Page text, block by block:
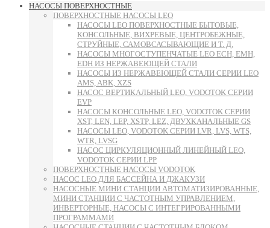
НАСОСЫ ПОВЕРХНОСТНЫЕ
ПОВЕРХНОСТНЫЕ НАСОСЫ LEO
НАСОСЫ LEO ПОВЕРХНОСТНЫЕ БЫТОВЫЕ,
КОНСОЛЬНЫЕ, ВИХРЕВЫЕ, ЦЕНТРОБЕЖНЫЕ,
СТРУЙНЫЕ, САМОВСАСЫВАЮЩИЕ И Т. Д.
НАСОСЫ МНОГОСТУПЕНЧАТЫЕ LEO ECH, EMH,
EDH ИЗ НЕРЖАВЕЮЩЕЙ СТАЛИ
НАСОСЫ ИЗ НЕРЖАВЕЮЩЕЙ СТАЛИ СЕРИИ LEO
AMS, ABK, XZS
НАСОС ВЕРТИКАЛЬНЫЙ LEO, VODOTOK СЕРИИ
EVP
НАСОСЫ КОНСОЛЬНЫЕ LEO, VODOTOK СЕРИИ
XST, LEN, LEP, XSTP, LEZ, ДВУХКАНАЛЬНЫЕ GS
НАСОСЫ LEO, VODOTOK СЕРИИ LVR, LVS, WTS,
WTR, LVSG
НАСОС ЦИРКУЛЯЦИОННЫЙ ЛИНЕЙНЫЙ LEO,
VODOTOK СЕРИИ LPP
ПОВЕРХНОСТНЫЕ НАСОСЫ VODOTOK
НАСОС LEO ДЛЯ БАССЕЙНА И ДЖАКУЗИ
НАСОСНЫЕ МИНИ СТАНЦИИ АВТОМАТИЗИРОВАННЫЕ,
МИНИ СТАНЦИИ С ЧАСТОТНЫМ УПРАВЛЕНИЕМ,
ИНВЕРТОРНЫЕ, НАСОСЫ С ИНТЕГРИРОВАННЫМИ
ПРОГРАММАМИ